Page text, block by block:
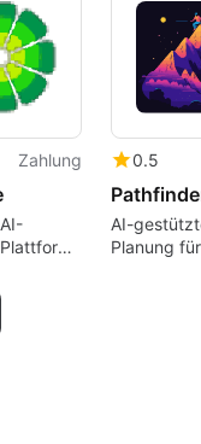
Zahlung 0.5
AI-
Planung für